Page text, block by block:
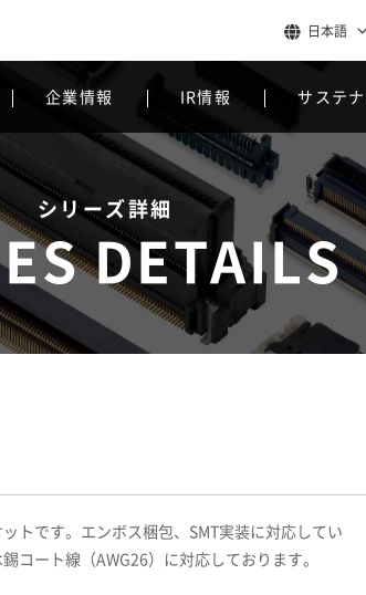
日本語
企業情報 IR情報 サステ
シリーズ詳細
DETAILS
トです。エンボス梱包、SMT実装に対応してい
コート線（AWG26）に対応しております。